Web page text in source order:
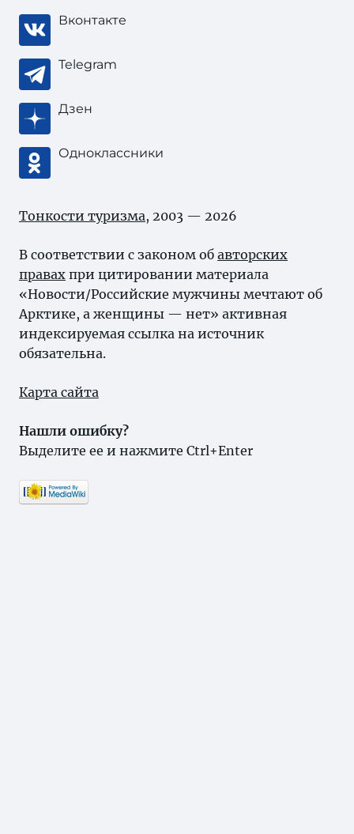
Вконтакте
Telegram
Дзен
Одноклассники
Тонкости туризма, 2003 — 2026
В соответствии с законом об авторских
правах при цитировании материала
«Новости/Российские мужчины мечтают об
Арктике, а женщины — нет» активная
индексируемая ссылка на источник
обязательна.
Карта сайта
Нашли ошибку?
Выделите ее и нажмите Ctrl+Enter